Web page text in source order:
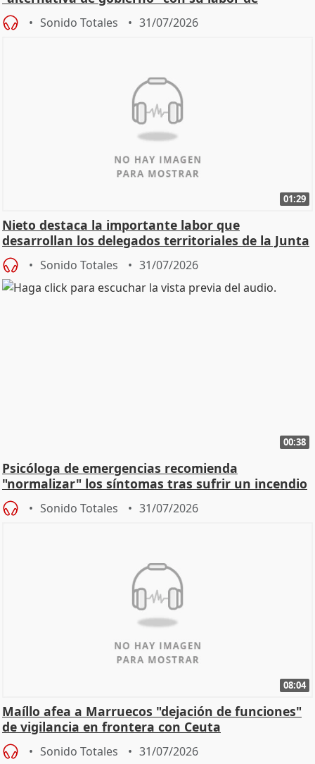
oposición
Sonido Totales 31/07/2026
01:29
Nieto destaca la importante labor que
desarrollan los delegados territoriales de la Junta
Sonido Totales 31/07/2026
00:38
Psicóloga de emergencias recomienda
"normalizar" los síntomas tras sufrir un incendio
Sonido Totales 31/07/2026
08:04
Maíllo afea a Marruecos "dejación de funciones"
de vigilancia en frontera con Ceuta
Sonido Totales 31/07/2026